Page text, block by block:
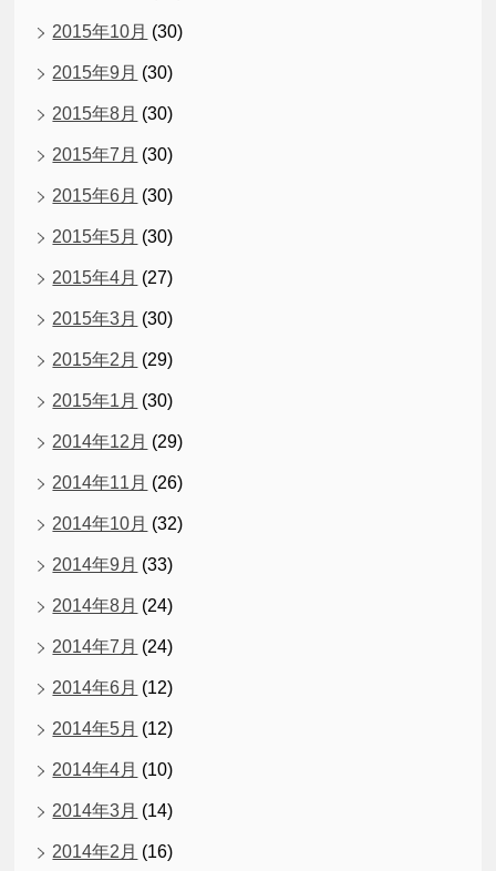
2015年10月 (30)
2015年9月 (30)
2015年8月 (30)
2015年7月 (30)
2015年6月 (30)
2015年5月 (30)
2015年4月 (27)
2015年3月 (30)
2015年2月 (29)
2015年1月 (30)
2014年12月 (29)
2014年11月 (26)
2014年10月 (32)
2014年9月 (33)
2014年8月 (24)
2014年7月 (24)
2014年6月 (12)
2014年5月 (12)
2014年4月 (10)
2014年3月 (14)
2014年2月 (16)